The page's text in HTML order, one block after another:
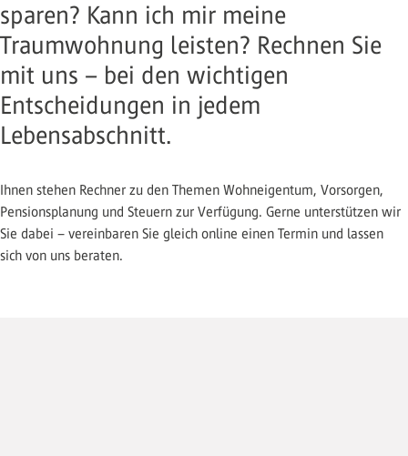
sparen? Kann ich mir meine
Traumwohnung leisten? Rechnen Sie
mit uns – bei den wichtigen
Entscheidungen in jedem
Lebensabschnitt.
Ihnen stehen Rechner zu den Themen Wohneigentum, Vorsorgen,
Pensionsplanung und Steuern zur Verfügung. Gerne unterstützen wir
Sie dabei – vereinbaren Sie gleich online einen Termin und lassen
sich von uns beraten.